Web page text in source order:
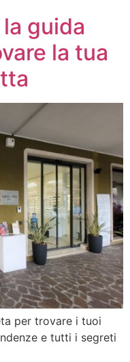
guida
la tua
per trovare i tuoi
e tutti i segreti